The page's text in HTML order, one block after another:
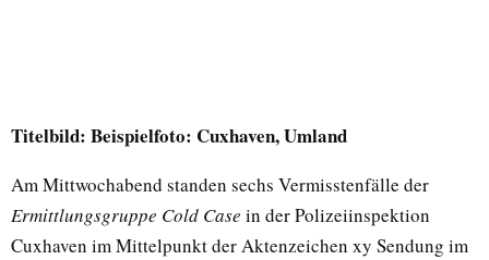
Titelbild: Beispielfoto: Cuxhaven, Umland
Am Mittwochabend standen sechs Vermisstenfälle der
Ermittlungsgruppe Cold Case in der Polizeiinspektion
Cuxhaven im Mittelpunkt der Aktenzeichen xy Sendung im